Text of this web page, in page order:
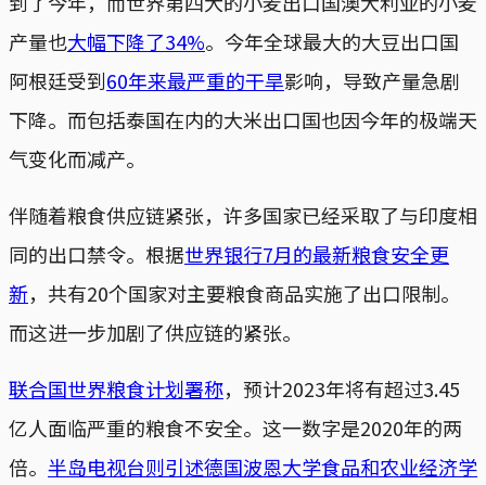
产量也大幅下降了34%。今年全球最大的大豆出口国
阿根廷受到60年来最严重的干旱影响，导致产量急剧
下降。而包括泰国在内的大米出口国也因今年的极端天
气变化而减产。
伴随着粮食供应链紧张，许多国家已经采取了与印度相
同的出口禁令。根据世界银行7月的最新粮食安全更
新，共有20个国家对主要粮食商品实施了出口限制。
而这进一步加剧了供应链的紧张。
联合国世界粮食计划署称，预计2023年将有超过3.45
亿人面临严重的粮食不安全。这一数字是2020年的两
倍。 半岛电视台则引述德国波恩大学食品和农业经济学